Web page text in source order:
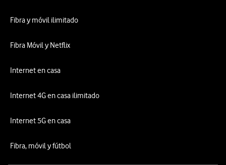
Fibra y móvil ilimitado
Fibra Móvil y Netflix
Internet en casa
Internet 4G en casa ilimitado
Internet 5G en casa
Fibra, móvil y fútbol